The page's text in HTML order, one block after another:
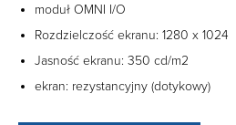
moduł OMNI I/O
Rozdzielczość ekranu: 1280 x 1024
Jasność ekranu: 350 cd/m2
ekran: rezystancyjny (dotykowy)